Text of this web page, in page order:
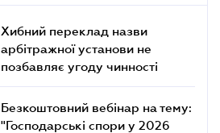
Хибний переклад назви
арбітражної установи не
позбавляє угоду чинності
Безкоштовний вебінар на тему:
"Господарські спори у 2026